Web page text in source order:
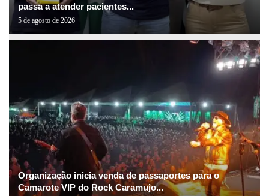
passa a atender pacientes...
5 de agosto de 2026
Organização inicia venda de passaportes para o
Camarote VIP do Rock Caramujo...